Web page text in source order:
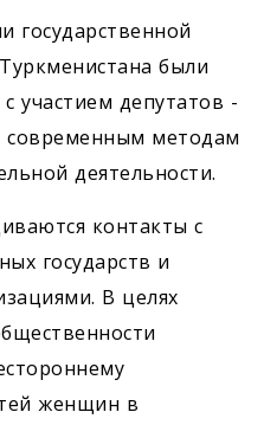
государственной
были
участием депутатов
методам
деятельности.
контакты с
государств и
В целях
женщин в